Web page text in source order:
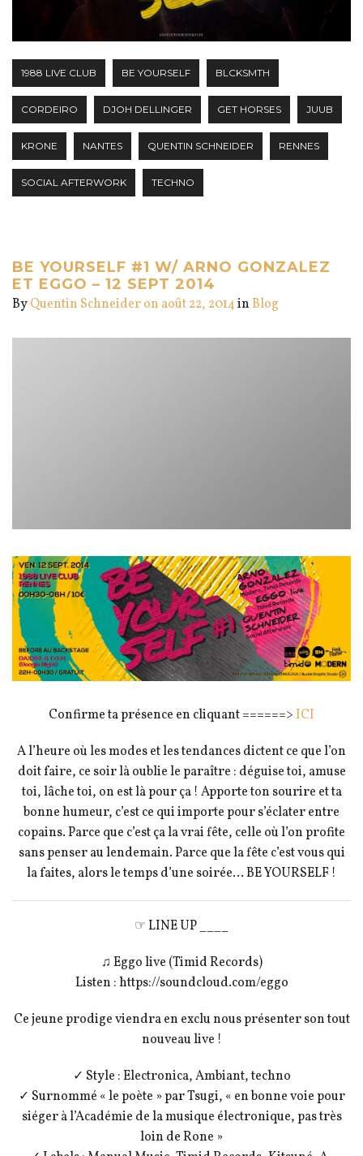
1988 LIVE CLUB BE YOURSELF BLCKSMTH
CORDEIRO DJOH DELLINGER GET HORSES JUUB
KRONE NANTES QUENTIN SCHNEIDER RENNES
SOCIAL AFTERWORK TECHNO
BE YOURSELF #1 W/ ARNO GONZALEZ
ET EGGO – 12 SEPT 2014
ByQuentin Schneideron août 22, 2014in Blog
Confirme ta présence en cliquant ======> ICI
A l’heure où les modes et les tendances dictent ce que l’on
doit faire, ce soir là oublie le paraître : déguise toi, amuse
toi, lâche toi, on est là pour ça ! Apporte ton sourire et ta
bonne humeur, c’est ce qui importe pour s’éclater entre
copains. Parce que c’est ça la vrai fête, celle où l’on profite
sans penser au lendemain. Parce que la fête c’est vous qui
la faites, alors le temps d’une soirée… BE YOURSELF !
☞ LINE UP ____
♫ Eggo live (Timid Records)
Listen : https://soundcloud.com/eggo
Ce jeune prodige viendra en exclu nous présenter son tout
nouveau live !
✓ Style : Electronica, Ambiant, techno
✓ Surnommé « le poète » par Tsugi, « en bonne voie pour
siéger à l’Académie de la musique électronique, pas très
loin de Rone »